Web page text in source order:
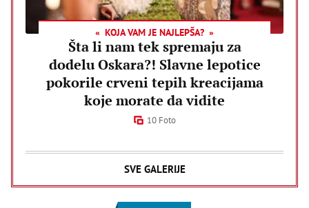
KOJA VAM JE NAJLEPŠA?
Šta li nam tek spremaju za
dodelu Oskara?! Slavne lepotice
pokorile crveni tepih kreacijama
koje morate da vidite
10 Foto
SVE GALERIJE